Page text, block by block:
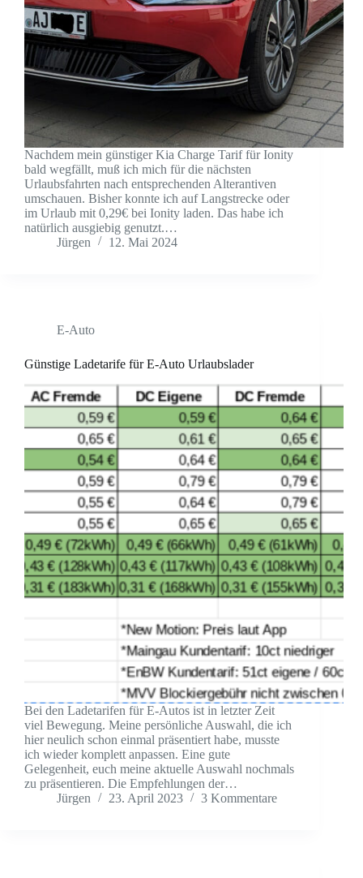
Nachdem mein günstiger Kia Charge Tarif für Ionity
bald wegfällt, muß ich mich für die nächsten
Urlaubsfahrten nach entsprechenden Alterantiven
umschauen. Bisher konnte ich auf Langstrecke oder
im Urlaub mit 0,29€ bei Ionity laden. Das habe ich
natürlich ausgiebig genutzt.…
Jürgen
12. Mai 2024
E-Auto
Günstige Ladetarife für E-Auto Urlaubslader
Bei den Ladetarifen für E-Autos ist in letzter Zeit
viel Bewegung. Meine persönliche Auswahl, die ich
hier neulich schon einmal präsentiert habe, musste
ich wieder komplett anpassen. Eine gute
Gelegenheit, euch meine aktuelle Auswahl nochmals
zu präsentieren. Die Empfehlungen der…
Jürgen
23. April 2023 3 Kommentare